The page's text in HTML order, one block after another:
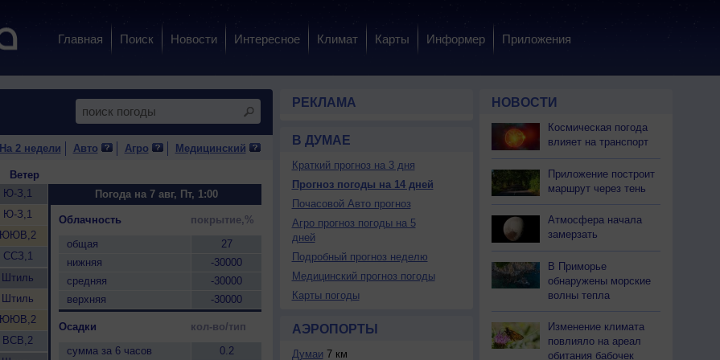
Главная Поиск Новости Интересное Климат Карты Информер Приложения
На 2 недели Авто Агро Медицинский
Ветер
Ю-З,1
Ю-З,1
ЮЮВ,2
ССЗ,1
Штиль
Штиль
ЮЮВ,2
ВСВ,2
Погода на 7 авг, Пт, 1:00
Облачность
покрытие,%
общая
27
нижняя
-30000
средняя
-30000
верхняя
-30000
Осадки
кол-во/тип
сумма за 6 часов
0.2
РЕКЛАМА
В ДУМАЕ
Краткий прогноз на 3 дня
Прогноз погоды на 14 дней
Почасовой Авто прогноз
Агро прогноз погоды на 5
дней
Подробный прогноз неделю
Медицинский прогноз погоды
Карты погоды
АЭРОПОРТЫ
Думаи 7 км
НОВОСТИ
Космическая погода
влияет на транспорт
Приложение построит
маршрут через тень
Атмосфера начала
замерзать
В Приморье
обнаружены морские
волны тепла
Изменение климата
повлияло на ареал
обитания бабочек